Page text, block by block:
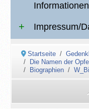
Impressum/
Startseite
Die Namen der
Biographien